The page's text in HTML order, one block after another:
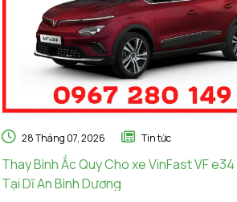
28 Tháng 07, 2026 Tin tức
Thay Bình Ắc Quy Cho xe VinFast VF
Tại Dĩ An Bình Dương